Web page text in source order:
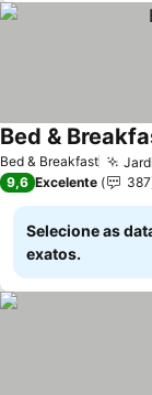
Bed & Breakfast
Bed &
9,6 Excelente 387
Selecione as
exatos.